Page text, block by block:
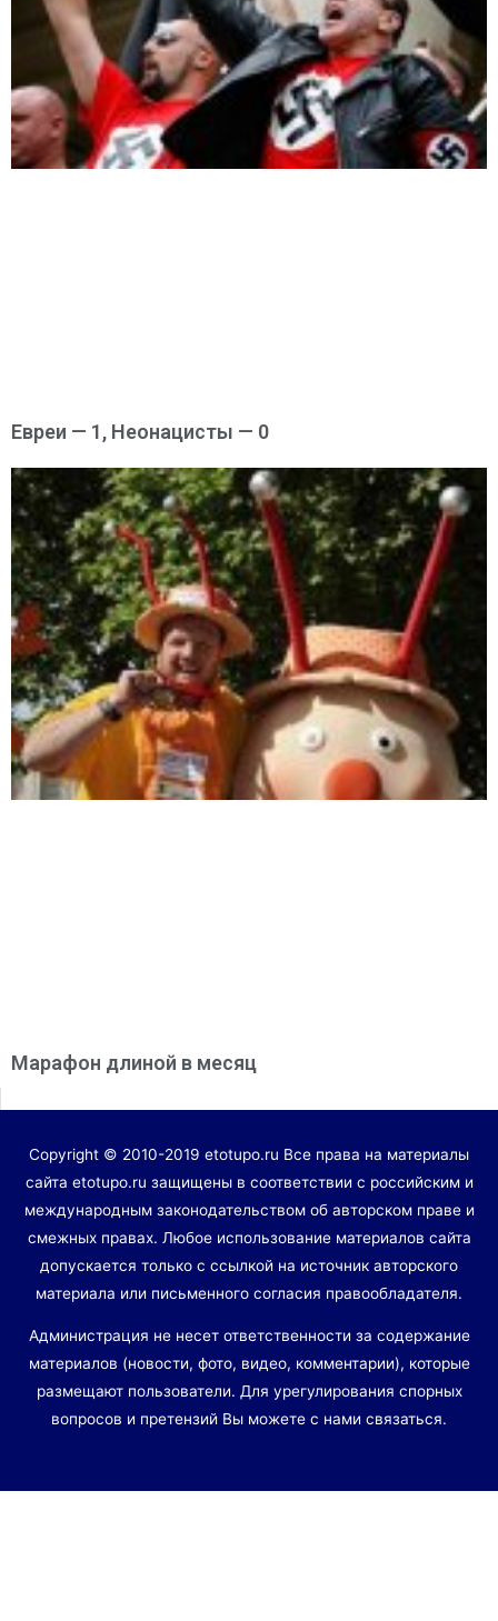
Евреи — 1, Неонацисты — 0
Марафон длиной в месяц
Copyright © 2010-2019 etotupo.ru Все права на материалы
сайта etotupo.ru защищены в соответствии с российским и
международным законодательством об авторском праве и
смежных правах. Любое использование материалов сайта
допускается только с ссылкой на источник авторского
материала или письменного согласия правообладателя.
Администрация не несет ответственности за содержание
материалов (новости, фото, видео, комментарии), которые
размещают пользователи. Для урегулирования спорных
вопросов и претензий Вы можете с нами связаться.